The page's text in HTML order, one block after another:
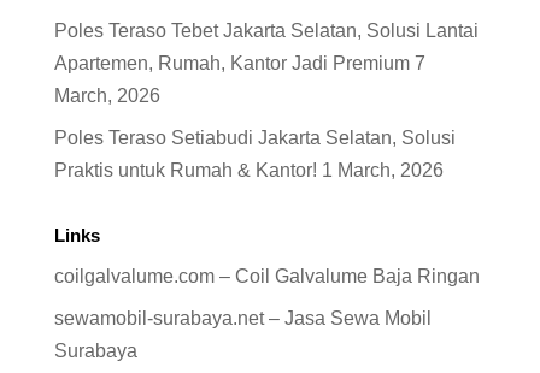
Poles Teraso Tebet Jakarta Selatan, Solusi Lantai
Apartemen, Rumah, Kantor Jadi Premium 7
March, 2026
Poles Teraso Setiabudi Jakarta Selatan, Solusi
Praktis untuk Rumah & Kantor! 1 March, 2026
Links
coilgalvalume.com – Coil Galvalume Baja Ringan
sewamobil-surabaya.net – Jasa Sewa Mobil
Surabaya